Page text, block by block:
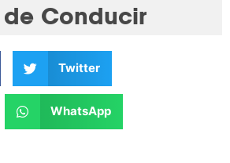
Conducir
Twitter
WhatsApp